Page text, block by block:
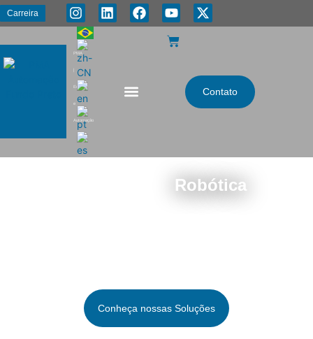
Carreira
PMA
Energia
e
Automação
Contato
Robótica
Conheça nossas Soluções